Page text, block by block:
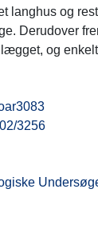
langhus og
Derudover
og
3256